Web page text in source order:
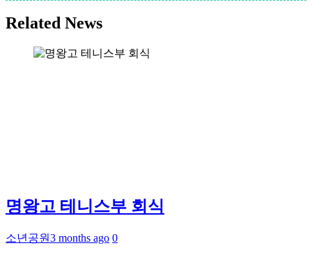
Related News
명왕고 테니스부 회식
소년공원3 months ago 0